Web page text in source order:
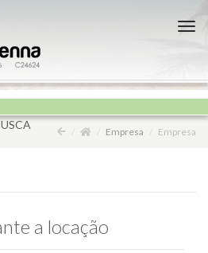
Empresa Empresa
a locação